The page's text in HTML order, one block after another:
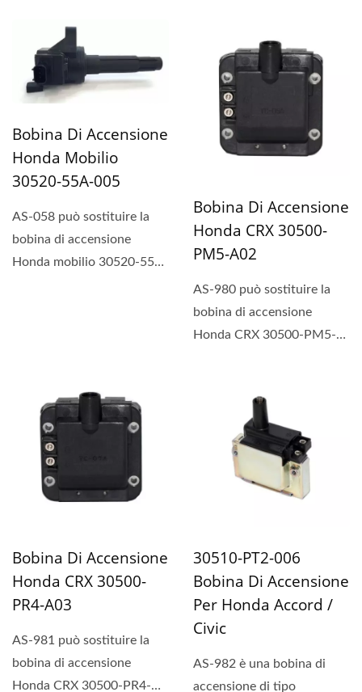
Bobina Di Accensione
Honda Mobilio
30520-55A-005
AS-058 può sostituire la
bobina di accensione
Honda mobilio 30520-55A-
Bobina Di Accensione
Honda CRX 30500-
PM5-A02
AS-980 può sostituire la
bobina di accensione
Honda CRX 30500-PM5-
Bobina Di Accensione
Honda CRX 30500-
PR4-A03
AS-981 può sostituire la
bobina di accensione
Honda CRX 30500-PR4-
30510-PT2-006
Bobina Di Accensione
Per Honda Accord /
Civic
AS-982 è una bobina di
accensione di tipo